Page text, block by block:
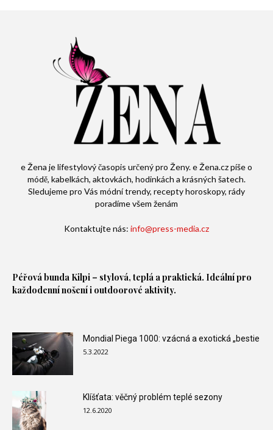
e Žena je lifestylový časopis určený pro Ženy. e Žena.cz píše o
módě, kabelkách, aktovkách, hodinkách a krásných šatech.
Sledujeme pro Vás módní trendy, recepty horoskopy, rády
poradíme všem ženám
Kontaktujte nás: info@press-media.cz
Péřová bunda Kilpi – stylová, teplá a praktická. Ideální pro
každodenní nošení i outdoorové aktivity.
Mondial Piega 1000: vzácná a exotická „bestie
5.3.2022
Klíšťata: věčný problém teplé sezony
12.6.2020